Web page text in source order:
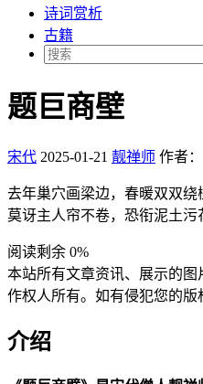
诗词赏析
古籍
题巨商壁
宋代 2025-01-21 靓禅师 作者：
去年巢穴画梁边，春暖双双绕
莫讶主人帘不卷，恐衔泥土污
阅读剩余 0%
本站所有文章资讯、展示的
作权人所有。如有侵犯您的版
介绍